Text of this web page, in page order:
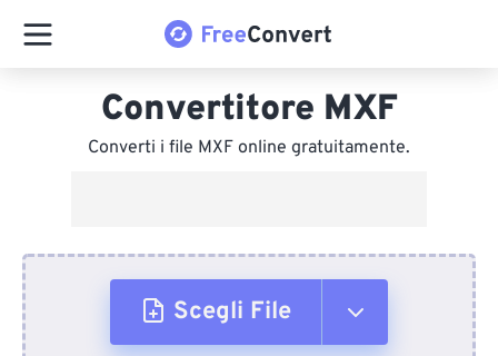
Convertitore MXF
Converti i file MXF online gratuitamente.
Scegli File